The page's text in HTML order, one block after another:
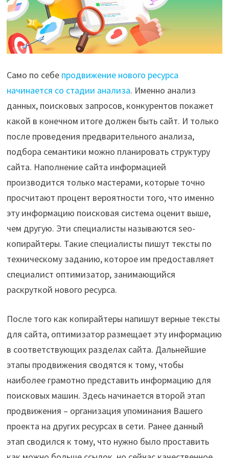
Само по себе продвижение нового ресурса
начинается со стадии анализа. Именно анализ
данных, поисковых запросов, конкурентов покажет
какой в конечном итоге должен быть сайт. И только
после проведения предварительного анализа,
подбора семантики можно планировать структуру
сайта. Наполнение сайта информацией
производится только мастерами, которые точно
просчитают процент вероятности того, что именно
эту информацию поисковая система оценит выше,
чем другую. Эти специалисты называются seo-
копирайтеры. Такие специалисты пишут тексты по
техническому заданию, которое им предоставляет
специалист оптимизатор, занимающийся
раскруткой нового ресурса.
После того как копирайтеры напишут верные тексты
для сайта, оптимизатор размещает эту информацию
в соответствующих разделах сайта. Дальнейшие
этапы продвижения сводятся к тому, чтобы
наиболее грамотно представить информацию для
поисковых машин. Здесь начинается второй этап
продвижения – организация упоминания Вашего
проекта на других ресурсах в сети. Ранее данный
этап сводился к тому, что нужно было проставить